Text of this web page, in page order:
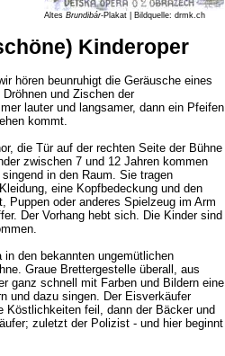
Altes Brundibár-Plakat | Bildquelle: drmk.ch
Kinderoper
hören beunruhigt die Geräusche eines
und Zischen der
lauter und langsamer, dann ein Pfeifen
kommt.
die Tür auf der rechten Seite der Bühne
zwischen 7 und 12 Jahren kommen
in den Raum. Sie tragen
eine Kopfbedeckung und den
Puppen oder anderes Spielzeug im Arm
Der Vorhang hebt sich. Die Kinder sind
den bekannten ungemütlichen
Graue Brettergestelle überall, aus
ganz schnell mit Farben und Bildern eine
und dazu singen. Der Eisverkäufer
Köstlichkeiten feil, dann der Bäcker und
zuletzt der Polizist - und hier beginnt